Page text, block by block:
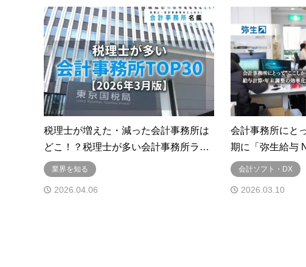
税理士が増えた・減った会計事務所は
どこ！？税理士が多い会計事務所ラ…
業界を知る
2026.04.06
会計事務所にと
期に「弥生給与
会計ソフト・DX
2026.03.10